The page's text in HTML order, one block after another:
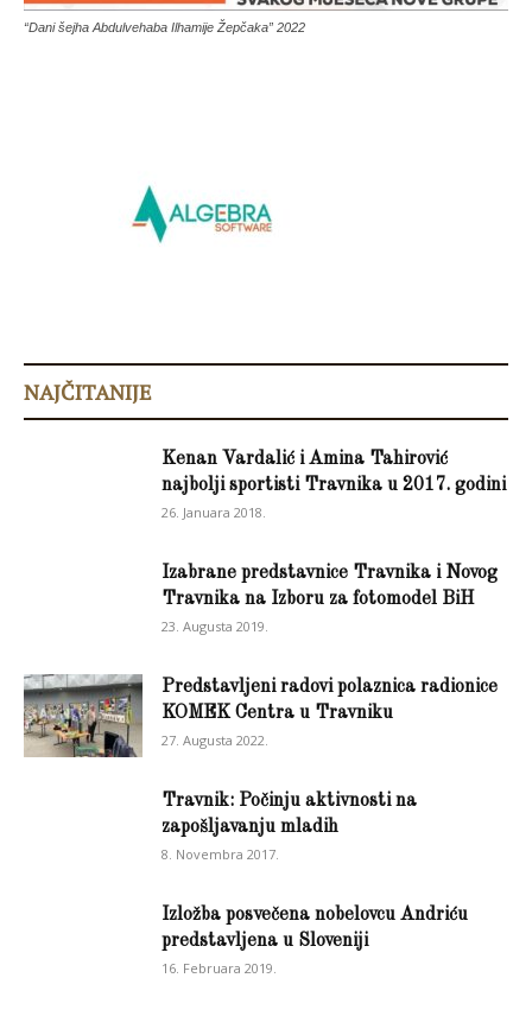
“Dani šejha Abdulvehaba Ilhamije Žepčaka” 2022
NAJČITANIJE
Kenan Vardalić i Amina Tahirović
najbolji sportisti Travnika u 2017. godini
26. Januara 2018.
Izabrane predstavnice Travnika i Novog
Travnika na Izboru za fotomodel BiH
23. Augusta 2019.
Predstavljeni radovi polaznica radionice
KOMEK Centra u Travniku
27. Augusta 2022.
Travnik: Počinju aktivnosti na
zapošljavanju mladih
8. Novembra 2017.
Izložba posvečena nobelovcu Andriću
predstavljena u Sloveniji
16. Februara 2019.